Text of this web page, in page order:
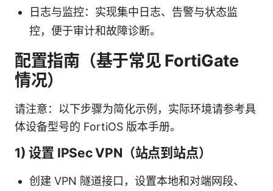
日志与监控：实现集中日志、告警与状态监
控，便于审计和故障诊断。
配置指南（基于常见 FortiGate
情况）
请注意：以下步骤为简化示例，实际环境请参考具
体设备型号的 FortiOS 版本手册。
1) 设置 IPSec VPN（站点到站点）
创建 VPN 隧道接口，设置本地和对端网段、